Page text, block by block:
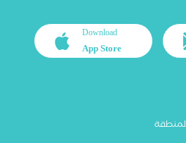
Download
App Store